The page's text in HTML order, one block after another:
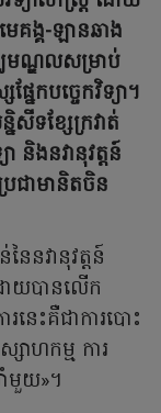
េគង្គ-ឡានឆាង
ឈមណ្ឌលសម្រាប់
នែកបច្ចេកវិទ្យា។
និសីទខ្សែក្រវាត់
និងនវានុវត្តន៍
ជាមានិតចិន
ៃនវានុវត្តន៍
យបានលើក
នេះគឺជាការបោះ
ាហកម្ម ការ
មួយ»។